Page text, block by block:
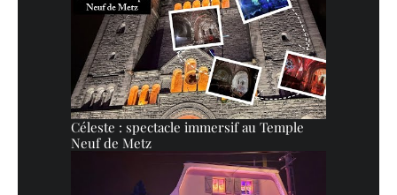
Céleste : spectacle immersif au Temple
Neuf de Metz